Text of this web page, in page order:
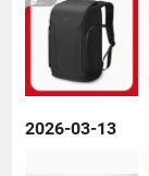
2026-03-13